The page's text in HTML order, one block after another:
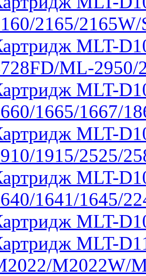
2165/
MLT-
ML-2950/
MLT-
1665/1667/
MLT-
1915/2525/
MLT-
1641/1645/
MLT-
MLT-
M2022W/